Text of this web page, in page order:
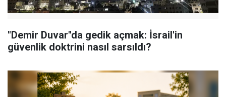
"Demir Duvar"da gedik açmak: İsrail'in
güvenlik doktrini nasıl sarsıldı?